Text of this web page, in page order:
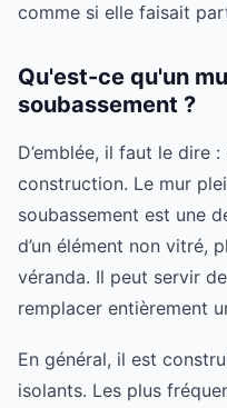
comme si elle faisait
Qu'est-ce qu'un
soubassement ?
D’emblée, il faut le dire
construction. Le mur
soubassement est une
d’un élément non vitré,
véranda. Il peut servir
remplacer entièrement
En général, il est
isolants. Les plus